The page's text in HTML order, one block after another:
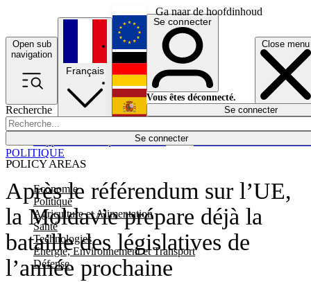
Ga naar de hoofdinhoud
Open sub
navigation
Close menu
Recherche
Se connecter
POLICY AREAS
Economie
Politique
Agriculture et Alimentation
Santé
Technologies
Energie, Environnement et Transport
Défense
Économie
Français
English
Deutsch
Español
Se connecter
Vous êtes déconnecté.
Se connecter
Après le référendum sur l’UE,
la Moldavie prépare déjà la
bataille des législatives de
l’année prochaine
POLITIQUE